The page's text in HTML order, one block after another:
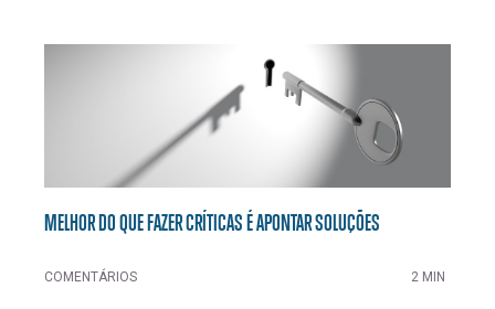
MELHOR DO QUE FAZER CRÍTICAS É APONTAR SOLUÇÕES
COMENTÁRIOS 2 MIN